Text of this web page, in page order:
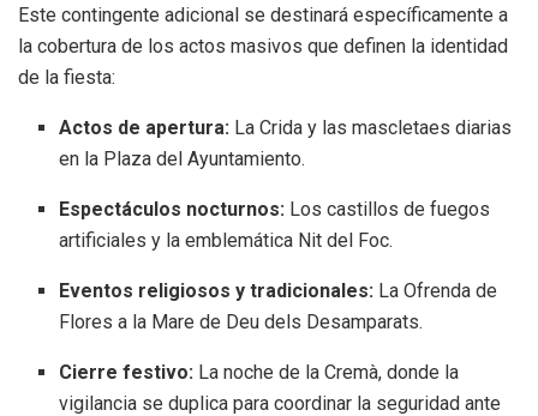
Este contingente adicional se destinará específicamente a
la cobertura de los actos masivos que definen la identidad
de la fiesta:
Actos de apertura: La Crida y las mascletaes diarias
en la Plaza del Ayuntamiento.
Espectáculos nocturnos: Los castillos de fuegos
artificiales y la emblemática Nit del Foc.
Eventos religiosos y tradicionales: La Ofrenda de
Flores a la Mare de Deu dels Desamparats.
Cierre festivo: La noche de la Cremà, donde la
vigilancia se duplica para coordinar la seguridad ante